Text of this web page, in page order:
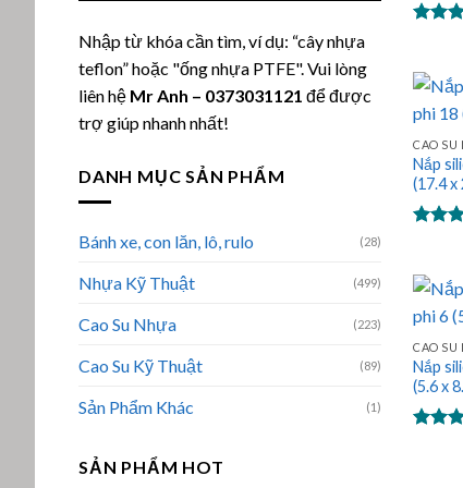
Nhập từ khóa cần tìm, ví dụ: “cây nhựa
teflon” hoặc "ống nhựa PTFE". Vui lòng
liên hệ Mr Anh – 0373031121 để được
trợ giúp nhanh nhất!
DANH MỤC SẢN PHẨM
Bánh xe, con lăn, lô, rulo (28)
Nhựa Kỹ Thuật (499)
Cao Su Nhựa (223)
Cao Su Kỹ Thuật (89)
Sản Phẩm Khác (1)
SẢN PHẨM HOT
5 sao
CAO SU
Nắp
(17.4 x
5 sao
CAO SU
Nắp
(5.6 x